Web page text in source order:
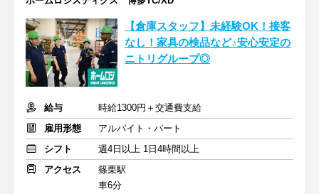
【倉庫スタッフ】未経験OK！接客
なし！家具の検品など♪安心安定の
ニトリグループ◎
給与
時給1300円＋交通費支給
雇用形態
アルバイト・パート
シフト
週4日以上 1日4時間以上
アクセス
篠栗駅
車6分